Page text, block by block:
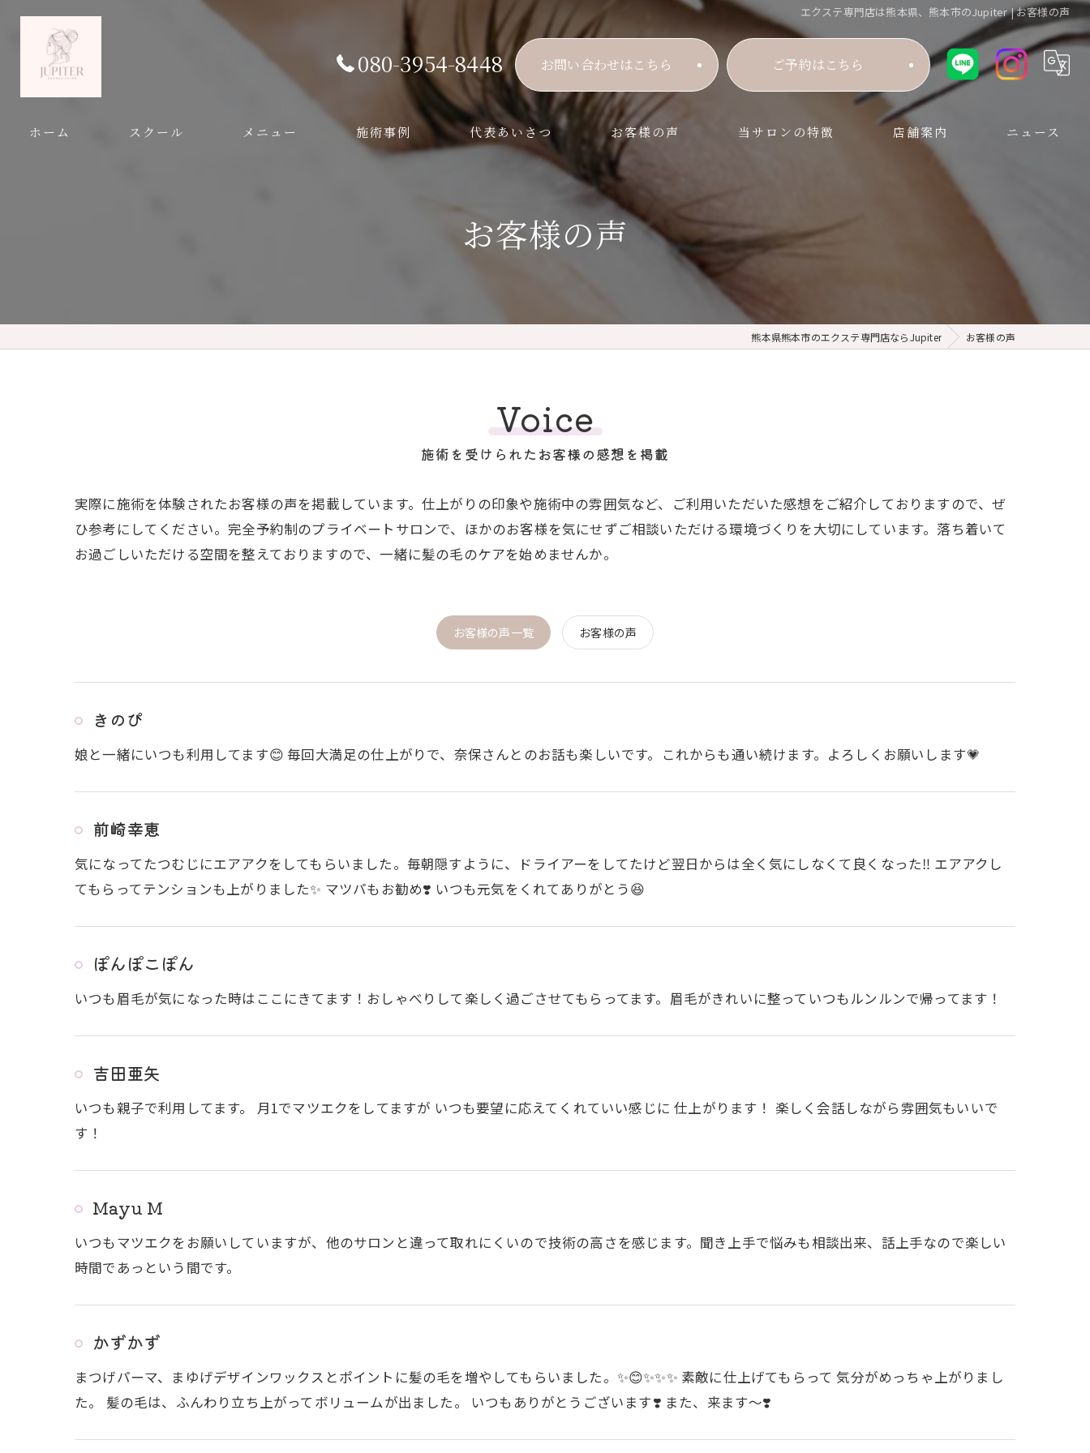
エクステ専門店は熊本県、熊本市のJupiter | お客様の声
080-3954-8448 お問い合わせはこちら ご予約はこちら
ホーム スクール メニュー 施術事例 代表あいさつ お客様の声 当サロンの特徴
まつ毛エクステ
髪のお悩みサポート
店舗案内 ニュース
お客様の声
熊本県熊本市のエクステ専門店ならJupiter お客様の声
Voice
施術を受けられたお客様の感想を掲載
実際に施術を体験されたお客様の声を掲載しています。仕上がりの印象や施術中の雰囲気など、ご利用いただいた感想をご紹介しておりますので、ぜ
ひ参考にしてください。完全予約制のプライベートサロンで、ほかのお客様を気にせずご相談いただける環境づくりを大切にしています。落ち着いて
お過ごしいただける空間を整えておりますので、一緒に髪の毛のケアを始めませんか。
お客様の声一覧 お客様の声
きのぴ
娘と一緒にいつも利用してます😊 毎回大満足の仕上がりで、奈保さんとのお話も楽しいです。これからも通い続けます。よろしくお願いします💗
前崎幸恵
気になってたつむじにエアアクをしてもらいました。毎朝隠すように、ドライアーをしてたけど翌日からは全く気にしなくて良くなった‼️ エアアクし
てもらってテンションも上がりました✨ マツパもお勧め❣️ いつも元気をくれてありがとう😆
ぽんぽこぽん
いつも眉毛が気になった時はここにきてます！おしゃべりして楽しく過ごさせてもらってます。眉毛がきれいに整っていつもルンルンで帰ってます！
吉田亜矢
いつも親子で利用してます。 月1でマツエクをしてますが いつも要望に応えてくれていい感じに 仕上がります！ 楽しく会話しながら雰囲気もいいで
す！
Mayu M
いつもマツエクをお願いしていますが、他のサロンと違って取れにくいので技術の高さを感じます。聞き上手で悩みも相談出来、話上手なので楽しい
時間であっという間です。
かずかず
まつげパーマ、まゆげデザインワックスとポイントに髪の毛を増やしてもらいました。✨😊✨✨✨ 素敵に仕上げてもらって 気分がめっちゃ上がりまし
た。 髪の毛は、ふんわり立ち上がってボリュームが出ました。 いつもありがとうございます❣️ また、来ます〜❣️